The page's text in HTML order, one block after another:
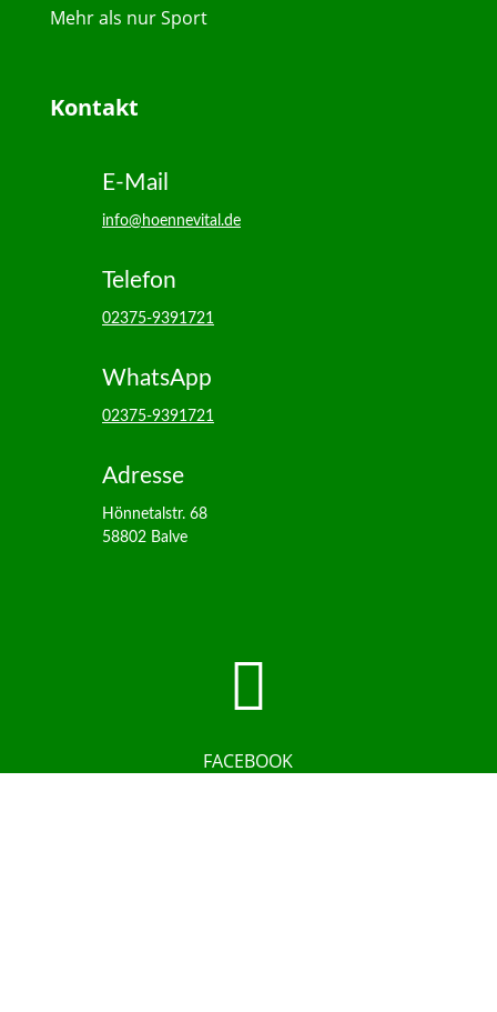
Mehr als nur Sport
Kontakt
E-Mail
info@hoennevital.de
Telefon
02375-9391721
WhatsApp
02375-9391721
Adresse
Hönnetalstr. 68
58802 Balve

FACEBOOK